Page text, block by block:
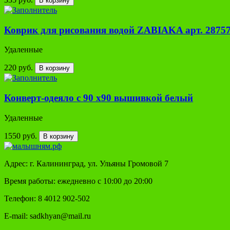
Коврик для рисования водой ZABIAKA арт.
Удаленные
220 руб. В корзину
Конверт-одеяло с 90 х90 вышивкой белый
Удаленные
1550 руб. В корзину
Адрес: г. Калининград, ул. Ульяны Громовой 7
Время работы: ежедневно с 10:00 до 20:00
Телефон: 8 4012 902-502
E-mail: sadkhyan@mail.ru